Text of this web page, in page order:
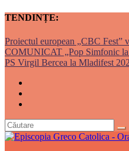
TENDINȚE:
Proiectul european „CBC Fest”
COMUNICAT „Pop Simfonic la
PS Virgil Bercea la Mladifest